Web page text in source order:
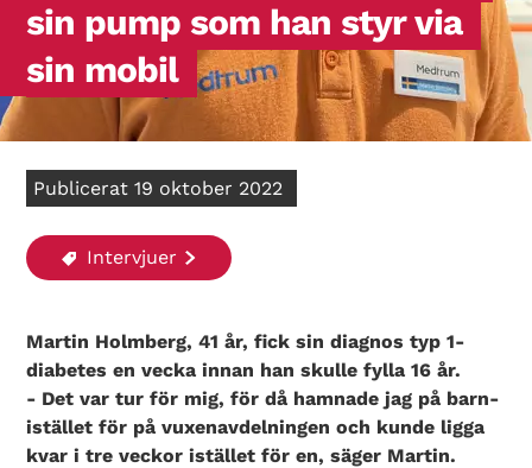
sin pump som han styr via
sin mobil
Publicerat 19 oktober 2022
Intervjuer
Martin Holmberg, 41 år, fick sin diagnos typ 1-
diabetes en vecka innan han skulle fylla 16 år.
- Det var tur för mig, för då hamnade jag på barn-
istället för på vuxenavdelningen och kunde ligga
kvar i tre veckor istället för en, säger Martin.